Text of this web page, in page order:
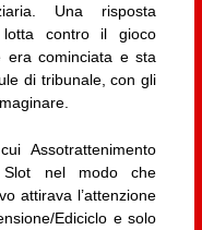
Una risposta
contro il gioco
era cominciata e sta
di tribunale, con gli
Assotrattenimento
Slot nel modo che
attirava l’attenzione
Ediciclo e solo